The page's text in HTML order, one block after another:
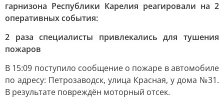
гарнизона Республики Карелия реагировали на 2
оперативных события:
2 раза специалисты привлекались для тушения
пожаров
В 15:09 поступило сообщение о пожаре в автомобиле
по адресу: Петрозаводск, улица Красная, у дома №31.
В результате повреждён моторный отсек.